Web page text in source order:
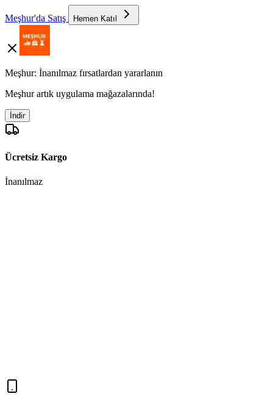
Meşhur'da Satış Hemen Katıl
Meşhur: İnanılmaz fırsatlardan yararlanın
Meşhur artık uygulama mağazalarında!
İndir
Ücretsiz Kargo
İnanılmaz